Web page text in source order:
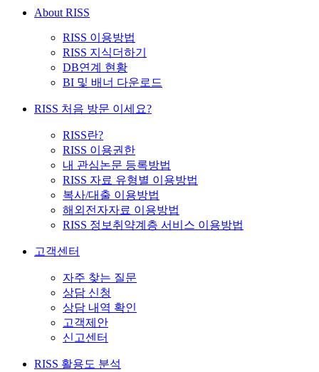
About RISS
RISS 이용방법
RISS 지식더하기
DB연계 현황
BI 및 배너 다운로드
RISS 처음 방문 이세요?
RISS란?
RISS 이용권한
내 관심논문 등록방법
RISS 자료 유형별 이용방법
복사/대출 이용방법
해외전자자료 이용방법
RISS 정보취약계층 서비스 이용방법
고객센터
자주 찾는 질문
상담 신청
상담 내역 확인
고객제안
신고센터
RISS 활용도 분석